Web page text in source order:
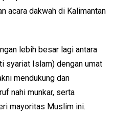
acara dakwah di Kalimantan
lebih besar lagi antara
syariat Islam) dengan umat
mendukung dan
nahi munkar, serta
mayoritas Muslim ini.